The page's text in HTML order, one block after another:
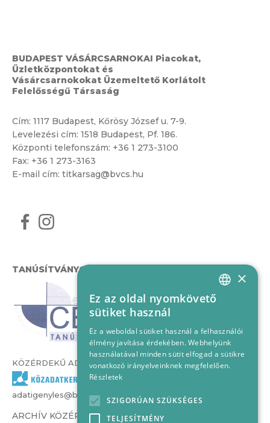
BUDAPEST VÁSÁRCSARNOKAI Piacokat,
Üzletközpontokat és
Vásárcsarnokokat Üzemeltető Korlátolt
Felelősségű Társaság
Cím: 1117 Budapest, Kőrösy József u. 7-9.
Levelezési cím: 1518 Budapest, Pf. 186.
Központi telefonszám: +36 1 273-3100
Fax: +36 1 273-3163
E-mail cím: titkarsag@bvcs.hu
TANÚSÍTVÁNYOK
KÖZÉRDEKŰ ADATOK
adatigenyles@bvcs.hu
ARCHÍV KÖZÉRDEKŰ ADATOK –
HUNGARIAN
×
Ez az oldal nyomkövető
sütiket használ
Ez a weboldal sütiket használ a felhasználói
élmény javítása érdekében. Webhelyünk
használatával minden sütit elfogad a sütikre
vonatkozó irányelveinknek megfelelően.
Részletek
SZIGORÚAN SZÜKSÉGES
TELJESÍTMÉNY